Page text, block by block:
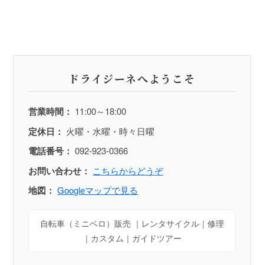
ドライジーネへようこそ
営業時間： 11:00～18:00
定休日： 火曜・水曜・時々日曜
電話番号： 092-923-0366
お問い合わせ： こちらからどうぞ
地図： Googleマップで見る
自転車（ミニベロ）販売 ｜レンタサイクル｜修理
｜カスタム｜ガイドツアー